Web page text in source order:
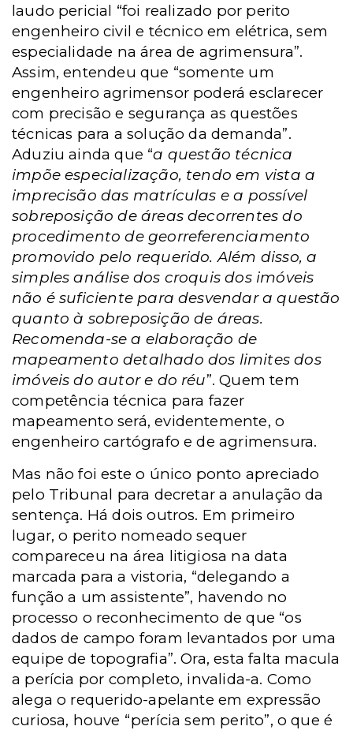
laudo pericial “foi realizado por perito
engenheiro civil e técnico em elétrica, sem
especialidade na área de agrimensura”.
Assim, entendeu que “somente um
engenheiro agrimensor poderá esclarecer
com precisão e segurança as questões
técnicas para a solução da demanda”.
Aduziu ainda que “a questão técnica
impõe especialização, tendo em vista a
imprecisão das matrículas e a possível
sobreposição de áreas decorrentes do
procedimento de georreferenciamento
promovido pelo requerido. Além disso, a
simples análise dos croquis dos imóveis
não é suficiente para desvendar a questão
quanto à sobreposição de áreas.
Recomenda-se a elaboração de
mapeamento detalhado dos limites dos
imóveis do autor e do réu”. Quem tem
competência técnica para fazer
mapeamento será, evidentemente, o
engenheiro cartógrafo e de agrimensura.
Mas não foi este o único ponto apreciado
pelo Tribunal para decretar a anulação da
sentença. Há dois outros. Em primeiro
lugar, o perito nomeado sequer
compareceu na área litigiosa na data
marcada para a vistoria, “delegando a
função a um assistente”, havendo no
processo o reconhecimento de que “os
dados de campo foram levantados por uma
equipe de topografia”. Ora, esta falta macula
a perícia por completo, invalida-a. Como
alega o requerido-apelante em expressão
curiosa, houve “perícia sem perito”, o que é